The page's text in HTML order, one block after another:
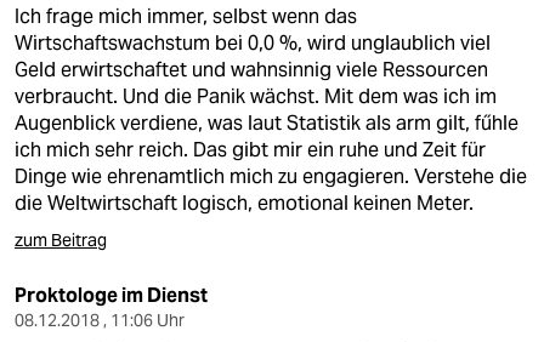
Ich frage mich immer, selbst wenn das
Wirtschaftswachstum bei 0,0 %, wird unglaublich viel
Geld erwirtschaftet und wahnsinnig viele Ressourcen
verbraucht. Und die Panik wächst. Mit dem was ich im
Augenblick verdiene, was laut Statistik als arm gilt, fűhle
ich mich sehr reich. Das gibt mir ein ruhe und Zeit für
Dinge wie ehrenamtlich mich zu engagieren. Verstehe die
die Weltwirtschaft logisch, emotional keinen Meter.
zum Beitrag
Proktologe im Dienst
08.12.2018 , 11:06 Uhr